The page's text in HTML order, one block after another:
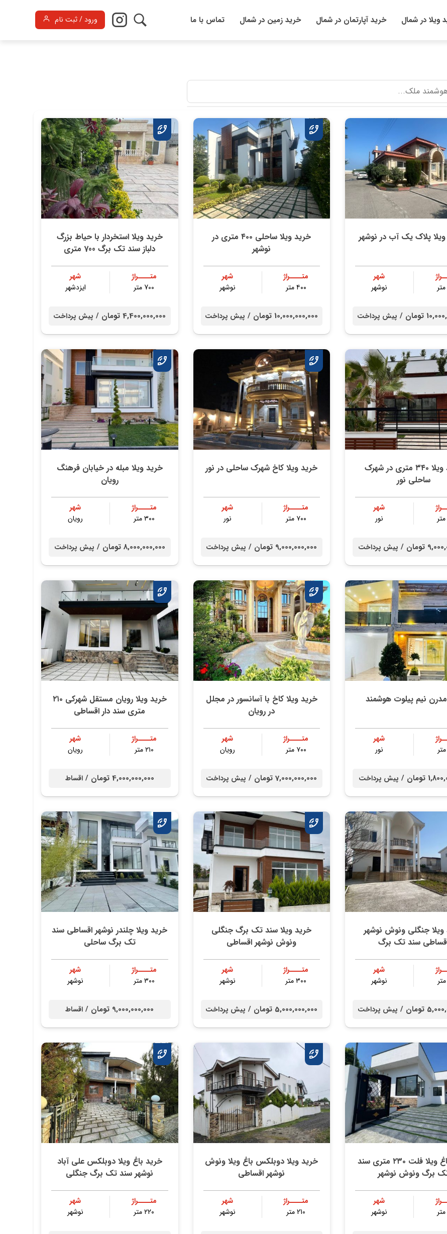
ویلا در شمال خرید آپارتمان در شمال خرید زمین در شمال تماس با ما ورود / ثبت نام
پلاک یک آب در نوشهر
شهر
نوشهر
تومان / پیش پرداخت
خرید ویلا ساحلی ۴۰۰ متری در
نوشهر
متــــراژ
۴۰۰ متر
شهر
نوشهر
10,000,000,000 تومان / پیش پرداخت
خرید ویلا استخردار با حیاط بزرگ
دلباز سند تک برگ 700 متری
متــــراژ
700 متر
شهر
ایزدشهر
4,400,000,000 تومان / پیش پرداخت
خرید ویلا ۳۴۰ متری در شهرک
ساحلی نور
شهر
نور
تومان / پیش پرداخت
خرید ویلا کاخ شهرک ساحلی در نور
متــــراژ
۷۰۰ متر
شهر
نور
9,000,000,000 تومان / پیش پرداخت
خرید ویلا مبله در خیابان فرهنگ
رویان
متــــراژ
۳۰۰ متر
شهر
رویان
8,000,000,000 تومان / پیش پرداخت
مدرن نیم پیلوت هوشمند
شهر
نور
تومان / پیش پرداخت
خرید ویلا کاخ با آسانسور در مجلل
در رویان
متــــراژ
۷۰۰ متر
شهر
رویان
7,000,000,000 تومان / پیش پرداخت
خرید ویلا رویان مستقل شهرکی ۲۱۰
متری سند دار اقساطی
متــــراژ
۲۱۰ متر
شهر
رویان
4,000,000,000 تومان / اقساط
ویلا جنگلی ونوش نوشهر
سند تک برگ
شهر
نوشهر
تومان / پیش پرداخت
خرید ویلا سند تک برگ جنگلی
ونوش نوشهر اقساطی
متــــراژ
۳۰۰ متر
شهر
نوشهر
5,000,000,000 تومان / پیش پرداخت
خرید ویلا چلندر نوشهر اقساطی سند
تک برگ ساحلی
متــــراژ
۳۰۰ متر
شهر
نوشهر
9,000,000,000 تومان / اقساط
خرید باغ ویلا فلت ۲۳۰ متری سند
برگ ونوش نوشهر
شهر
نوشهر
خرید ویلا دوبلکس باغ ویلا ونوش
نوشهر اقساطی
متــــراژ
210 متر
شهر
نوشهر
خرید باغ ویلا دوبلکس علی آباد
نوشهر سند تک برگ جنگلی
متــــراژ
۲۲۰ متر
شهر
نوشهر